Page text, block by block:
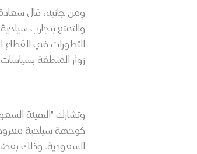
ومن جانبه، قال
والتمتع بتجارب
التطورات في القطاع
زوار المنطقة
وتشارك "الهيئة
كوجهة سياحية
السعودية. وذلك